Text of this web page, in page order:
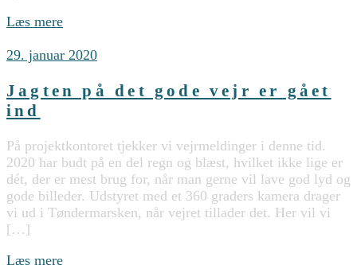
Læs mere
29. januar 2020
Jagten på det gode vejr er gået
ind
På projektkontoret tjekker vi vejrmeldinger i denne tid.
2020 har budt på en del regn og blæst, hvilket ikke lige er
dét, der er mest brug for, når man gerne vil lave god lyd og
gode billeder. Udstyret med et 360 graders kamera drager
vi ud i Tøndermarsken, når vejret tillader det. Her vil vi
[…]
Læs mere